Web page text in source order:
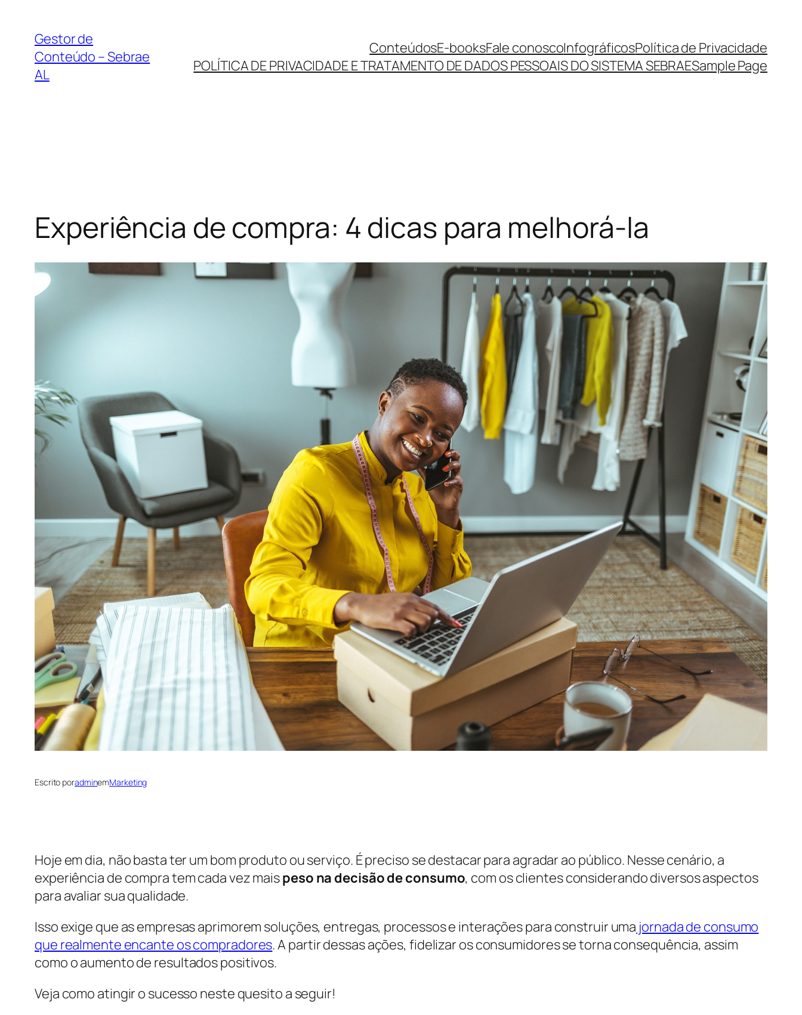
conteúdo
Gestor de
Conteúdo – Sebrae
AL
ConteúdosE-booksFale conoscoInfográficosPolítica de Privacidade
POLÍTICA DE PRIVACIDADE E TRATAMENTO DE DADOS PESSOAIS DO SISTEMA SEBRAESample Page
Experiência de compra: 4 dicas para melhorá-la
Escrito poradminemMarketing
Hoje em dia, não basta ter um bom produto ou serviço. É preciso se destacar para agradar ao público. Nesse cenário, a
experiência de compra tem cada vez maispeso na decisão de consumo, com os clientes considerando diversos aspectos
para avaliar sua qualidade.
Isso exige que as empresas aprimorem soluções, entregas, processos e interações para construir uma jornada de consumo
que realmente encante os compradores. A partir dessas ações, fidelizar os consumidores se torna consequência, assim
como o aumento de resultados positivos.
Veja como atingir o sucesso neste quesito a seguir!